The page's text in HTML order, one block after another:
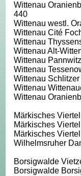
Wittenau
440
Wittenau westl.
Wittenau Cité
Wittenau
Wittenau Alt-
Wittenau
Wittenau
Wittenau Schlitzer
Wittenau
Wittenau
Märkisches
Märkisches
Märkisches
Wilhelmsruher
Borsigwalde
Borsigwalde